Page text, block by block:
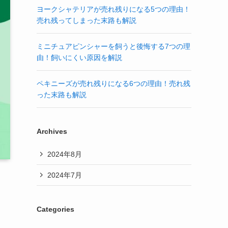
ヨークシャテリアが売れ残りになる5つの理由！
売れ残ってしまった末路も解説
ミニチュアピンシャーを飼うと後悔する7つの理
由！飼いにくい原因を解説
ペキニーズが売れ残りになる6つの理由！売れ残
った末路も解説
Archives
2024年8月
2024年7月
Categories